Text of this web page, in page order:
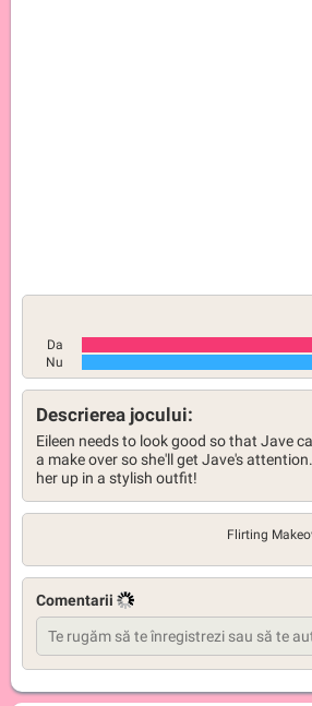
Da
Nu
Descrierea jocului:
Eileen needs to look good so that Jave
a make over so she'll get Jave's
her up in a stylish outfit!
Flirting
Comentarii